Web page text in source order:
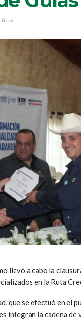
llevó a cabo la
en la Ruta
que se efectuó en el
integran la cadena